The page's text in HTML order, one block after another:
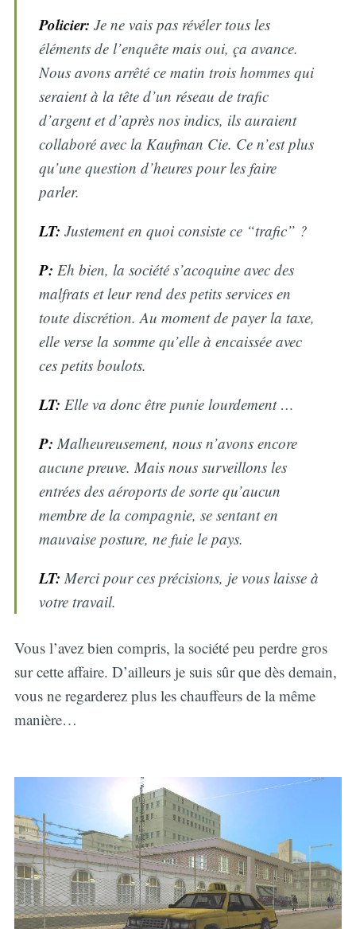
Policier: Je ne vais pas révéler tous les
éléments de l’enquête mais oui, ça avance.
Nous avons arrêté ce matin trois hommes qui
seraient à la tête d’un réseau de trafic
d’argent et d’après nos indics, ils auraient
collaboré avec la Kaufman Cie. Ce n’est plus
qu’une question d’heures pour les faire
parler.
LT: Justement en quoi consiste ce “trafic” ?
P: Eh bien, la société s’acoquine avec des
malfrats et leur rend des petits services en
toute discrétion. Au moment de payer la taxe,
elle verse la somme qu’elle à encaissée avec
ces petits boulots.
LT: Elle va donc être punie lourdement …
P: Malheureusement, nous n’avons encore
aucune preuve. Mais nous surveillons les
entrées des aéroports de sorte qu’aucun
membre de la compagnie, se sentant en
mauvaise posture, ne fuie le pays.
LT: Merci pour ces précisions, je vous laisse à
votre travail.
Vous l’avez bien compris, la société peu perdre gros
sur cette affaire. D’ailleurs je suis sûr que dès demain,
vous ne regarderez plus les chauffeurs de la même
manière…